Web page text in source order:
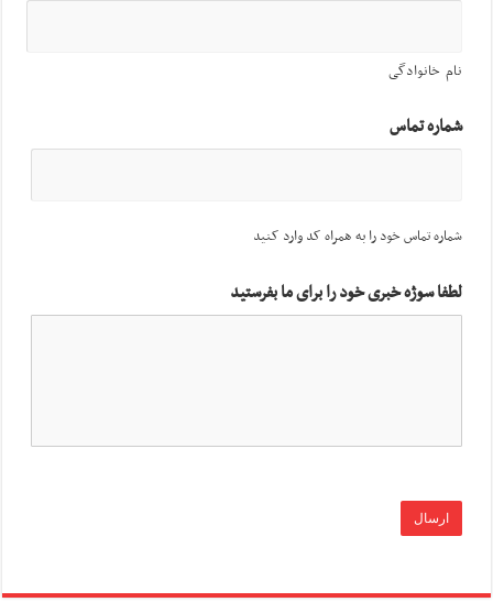
نام خانوادگی
شماره تماس
شماره تماس خود را به همراه کد وارد کنید
لطفا سوژه خبری خود را برای ما بفرستید